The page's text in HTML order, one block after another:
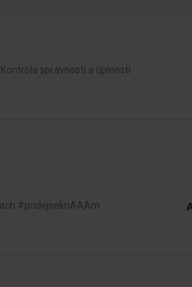
správnosti a úplnosti
#pridejseknAAAm